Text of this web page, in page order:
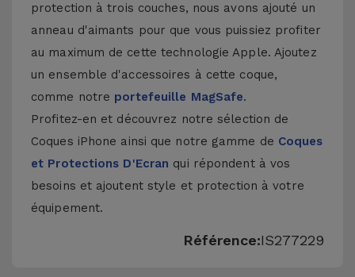
protection à trois couches, nous avons ajouté un
anneau d'aimants pour que vous puissiez profiter
au maximum de cette technologie Apple. Ajoutez
un ensemble d'accessoires à cette coque,
comme notre portefeuille MagSafe.
Profitez-en et découvrez notre sélection de
Coques iPhone ainsi que notre gamme de Coques
et Protections D'Ecran qui répondent à vos
besoins et ajoutent style et protection à votre
équipement.
Référence:IS277229